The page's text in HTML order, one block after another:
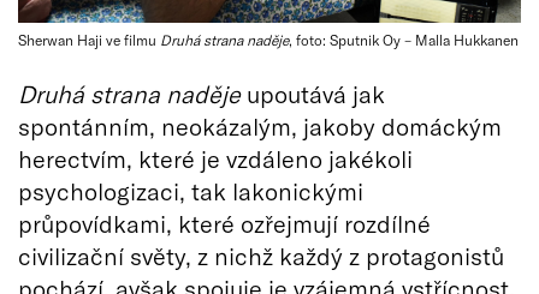
Sherwan Haji ve filmu Druhá strana naděje, foto: Sputnik Oy – Malla Hukkanen
Druhá strana nadějeupoutává jak
spontánním, neokázalým, jakoby domáckým
herectvím, které je vzdáleno jakékoli
psychologizaci, tak lakonickými
průpovídkami, které ozřejmují rozdílné
civilizační světy, z nichž každý z protagonistů
pochází, avšak spojuje je vzájemná vstřícnost.